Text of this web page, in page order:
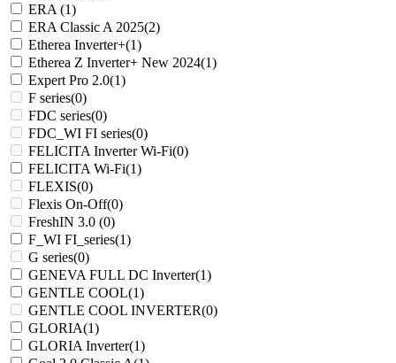
ERA (1)
ERA Classic A 2025(2)
Etherea Inverter+(1)
Etherea Z Inverter+ New 2024(1)
Expert Pro 2.0(1)
F series(0)
FDC series(0)
FDC_WI FI series(0)
FELICITA Inverter Wi-Fi(0)
FELICITA Wi-Fi(1)
FLEXIS(0)
Flexis On-Off(0)
FreshIN 3.0 (0)
F_WI FI_series(1)
G series(0)
GENEVA FULL DC Inverter(1)
GENTLE COOL(1)
GENTLE COOL INVERTER(0)
GLORIA(1)
GLORIA Inverter(1)